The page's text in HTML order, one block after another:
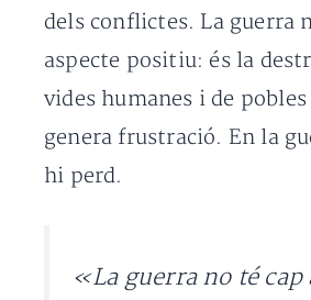
dels conflictes. La guerra
aspecte positiu: és la
vides humanes i de
genera frustració. En la
hi perd.
«La guerra no té cap